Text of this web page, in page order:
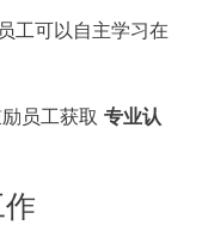
工可以自主学习在
员工获取 专业认